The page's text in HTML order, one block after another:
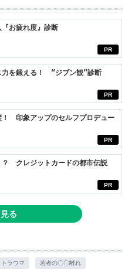
PR
お疲れ度』診断
PR
力を鍛える！ “ジブン観”診断
PR
！ 印象アップのセルフプロデュー
PR
？ クレジットカードの都市伝説
る
トラウマ 若者の〇〇離れ